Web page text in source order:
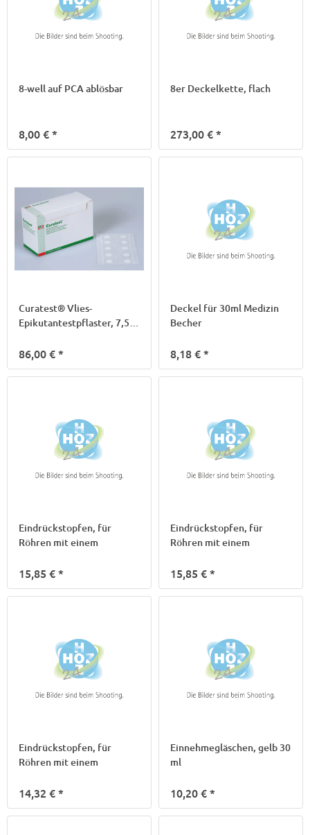
8-well auf PCA ablösbar
8,00 €*
8er Deckelkette, flach
273,00 €*
Curatest® Vlies-
Epikutantestpflaster, 7,5 x
86,00 €*
Deckel für 30ml Medizin
Becher
8,18 €*
Eindrückstopfen, für
Röhren mit einem
15,85 €*
Eindrückstopfen, für
Röhren mit einem
15,85 €*
Eindrückstopfen, für
Röhren mit einem
14,32 €*
Einnehmegläschen, gelb 30
ml
10,20 €*